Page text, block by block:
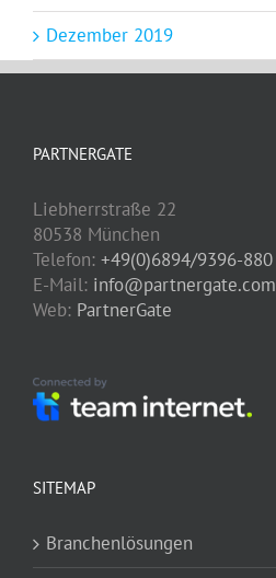
Dezember 2019
PARTNERGATE
Liebherrstraße 22
80538 München
Telefon: +49(0)6894/9396-880
E-Mail: info@partnergate.com
Web: PartnerGate
SITEMAP
Branchenlösungen